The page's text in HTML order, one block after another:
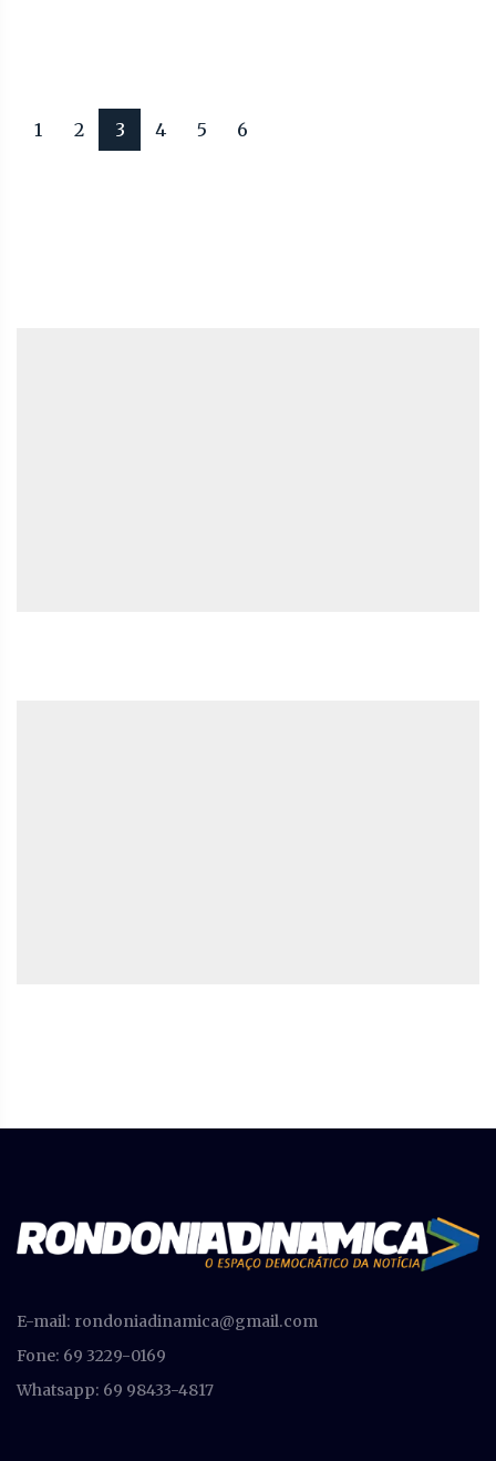
1 2 3 4 5 6
E-mail: rondoniadinamica@gmail.com
Fone: 69 3229-0169
Whatsapp: 69 98433-4817